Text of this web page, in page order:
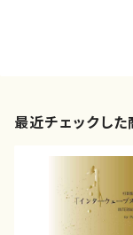
最近チェックした